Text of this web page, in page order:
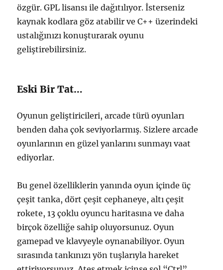
özgür. GPL lisansı ile dağıtılıyor. İsterseniz
kaynak kodlara göz atabilir ve C++ üzerindeki
ustalığınızı konuşturarak oyunu
geliştirebilirsiniz.
Eski Bir Tat…
Oyunun geliştiricileri, arcade türü oyunları
benden daha çok seviyorlarmış. Sizlere arcade
oyunlarının en güzel yanlarını sunmayı vaat
ediyorlar.
Bu genel özelliklerin yanında oyun içinde üç
çeşit tanka, dört çeşit cephaneye, altı çeşit
rokete, 13 çoklu oyuncu haritasına ve daha
birçok özelliğe sahip oluyorsunuz. Oyun
gamepad ve klavyeyle oynanabiliyor. Oyun
sırasında tankınızı yön tuşlarıyla hareket